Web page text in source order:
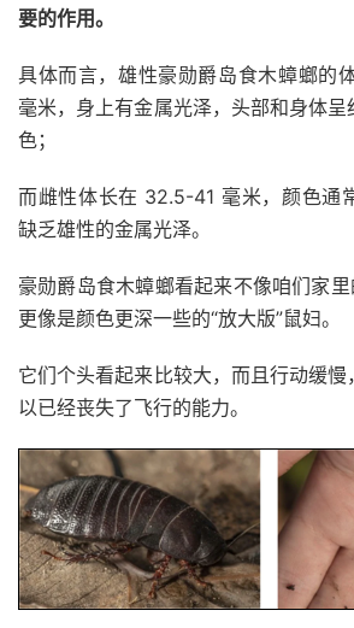
要的作用。
具体而言，雄性豪勋爵岛食木蟑螂的
毫米，身上有金属光泽，头部和身体
色；
而雌性体长在 32.5-41 毫米，颜色通
缺乏雄性的金属光泽。
豪勋爵岛食木蟑螂看起来不像咱们家里
更像是颜色更深一些的“放大版”鼠妇。
它们个头看起来比较大，而且行动缓
以已经丧失了飞行的能力。